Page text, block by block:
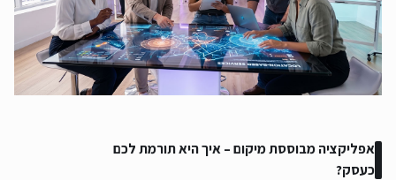
אפליקציה מבוססת מיקום – איך היא תורמת לכם
כעסק?